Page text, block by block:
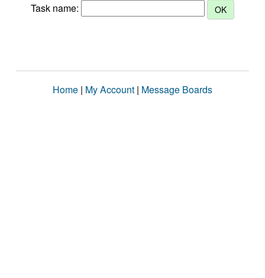
Task name:
Home | My Account | Message Boards